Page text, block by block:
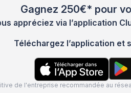
Gagnez 250€* pour
appréciez via l’application
Téléchargez l’application et
de l'entreprise recommandée au